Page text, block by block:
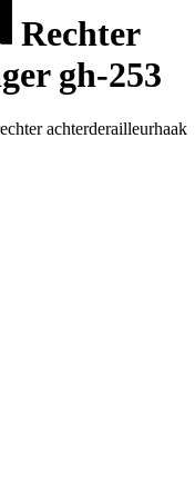
Rechter
gh-253
achterderailleurhaak